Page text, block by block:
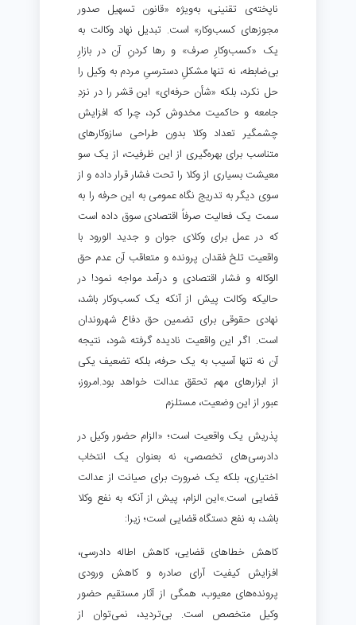
ناپخته‌ی تقنینی، به‌ویژه «قانون تسهیل صدور
مجوزهای کسب‌وکار» است. تبدیل نهاد وکالت به
یک «کسب‌وکارِ صرف» و رها کردنِ آن در بازارِ
بی‌ضابطه، نه تنها مشکلِ دسترسیِ مردم به وکیل را
حل نکرد، بلکه «شأن حرفه‌ای» این قشر را در نزدِ
جامعه و حاکمیت مخدوش کرد، چرا که افزایش
چشمگیر تعداد وکلا بدون طراحی سازوکارهای
متناسب برای بهره‌گیری از این ظرفیت، از یک سو
معیشت بسیاری از وکلا را تحت فشار قرار داده و از
سوی دیگر به تدریج نگاه عمومی به این حرفه را به
سمت یک فعالیت صرفاً اقتصادی سوق داده است
که در عمل برای وکلای جوان و جدید الورود با
واقعیت تلخ فقدان پرونده و متعاقب آن عدم حق
الوکاله و فشار اقتصادی و درآمد مواجه نمود! در
حالیکه وکالت پیش از آنکه یک کسب‌وکار باشد،
نهادی حقوقی برای تضمین حق دفاع شهروندان
است. اگر این واقعیت نادیده گرفته شود، نتیجه
آن نه تنها آسیب به یک حرفه، بلکه تضعیف یکی
از ابزارهای مهم تحقق عدالت خواهد بود.امروز،
عبور از این وضعیت، مستلزم
پذریش یک واقعیت است؛ «الزام حضور وکیل در
دادرسی‌های تخصصی، نه بعنوان یک انتخاب
اختیاری، بلکه یک ضرورت برای صیانت از عدالت
قضایی است.»این الزام، پیش از آنکه به نفع وکلا
باشد، به نفع دستگاه قضایی است؛ زیرا:
کاهش خطاهای قضایی، کاهش اطاله دادرسی،
افزایش کیفیت آرای صادره و کاهش ورودی
پرونده‌های معیوب، همگی از آثار مستقیم حضور
وکیل متخصص است. بی‌تردید، نمی‌توان از